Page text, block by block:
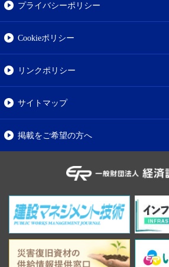
プライバシーポリシー
Cookieポリシー
リンクポリシー
サイトマップ
掲載をご希望の方へ